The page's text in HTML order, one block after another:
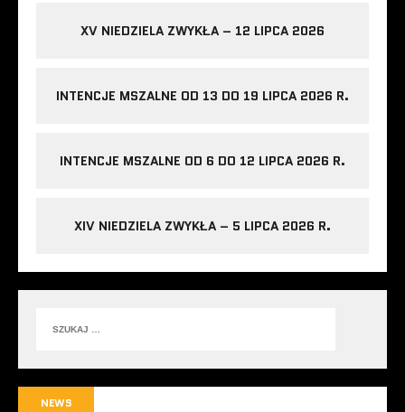
XV NIEDZIELA ZWYKŁA – 12 LIPCA 2026
INTENCJE MSZALNE OD 13 DO 19 LIPCA 2026 R.
INTENCJE MSZALNE OD 6 DO 12 LIPCA 2026 R.
XIV NIEDZIELA ZWYKŁA – 5 LIPCA 2026 R.
NEWS